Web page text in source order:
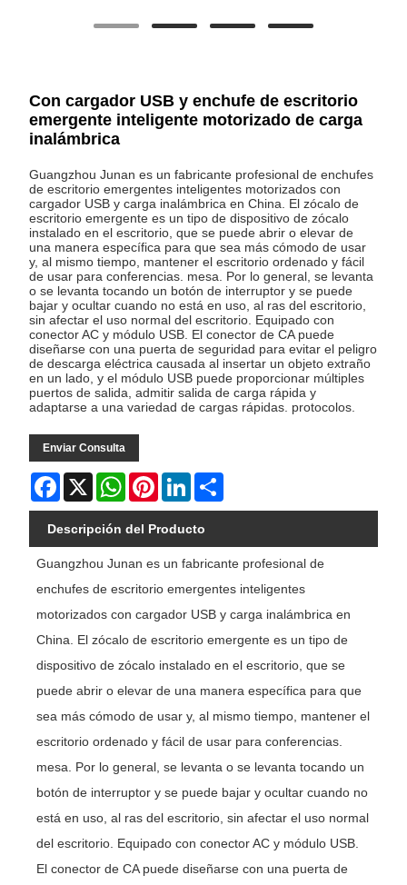
Con cargador USB y enchufe de escritorio
emergente inteligente motorizado de carga
inalámbrica
Guangzhou Junan es un fabricante profesional de enchufes
de escritorio emergentes inteligentes motorizados con
cargador USB y carga inalámbrica en China. El zócalo de
escritorio emergente es un tipo de dispositivo de zócalo
instalado en el escritorio, que se puede abrir o elevar de
una manera específica para que sea más cómodo de usar
y, al mismo tiempo, mantener el escritorio ordenado y fácil
de usar para conferencias. mesa. Por lo general, se levanta
o se levanta tocando un botón de interruptor y se puede
bajar y ocultar cuando no está en uso, al ras del escritorio,
sin afectar el uso normal del escritorio. Equipado con
conector AC y módulo USB. El conector de CA puede
diseñarse con una puerta de seguridad para evitar el peligro
de descarga eléctrica causada al insertar un objeto extraño
en un lado, y el módulo USB puede proporcionar múltiples
puertos de salida, admitir salida de carga rápida y
adaptarse a una variedad de cargas rápidas. protocolos.
Enviar Consulta
Facebook
X WhatsAppPinterestLinkedIn
Descripción del Producto
Guangzhou Junan es un fabricante profesional de
enchufes de escritorio emergentes inteligentes
motorizados con cargador USB y carga inalámbrica en
China. El zócalo de escritorio emergente es un tipo de
dispositivo de zócalo instalado en el escritorio, que se
puede abrir o elevar de una manera específica para que
sea más cómodo de usar y, al mismo tiempo, mantener el
escritorio ordenado y fácil de usar para conferencias.
mesa. Por lo general, se levanta o se levanta tocando un
botón de interruptor y se puede bajar y ocultar cuando no
está en uso, al ras del escritorio, sin afectar el uso normal
del escritorio. Equipado con conector AC y módulo USB.
El conector de CA puede diseñarse con una puerta de